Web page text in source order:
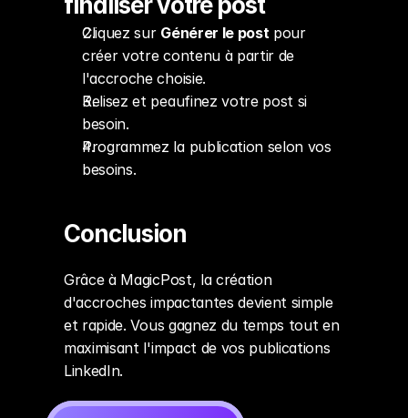
Cliquez sur Générer le post pour
créer votre contenu à partir de
l'accroche choisie.
Relisez et peaufinez votre post si
besoin.
Programmez la publication selon vos
besoins.
Conclusion
Grâce à MagicPost, la création
d'accroches impactantes devient simple
et rapide. Vous gagnez du temps tout en
maximisant l'impact de vos publications
LinkedIn.